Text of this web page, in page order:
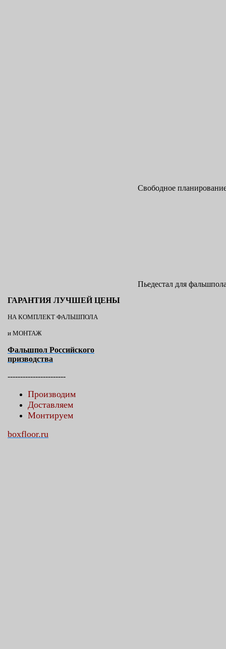
ГАРАНТИЯ ЛУЧШЕЙ ЦЕНЫ
НА КОМПЛЕКТ ФАЛЬШПОЛА
и МОНТАЖ
Фальшпол Российского
призводства
-----------------------
Производим
Доставляем
Монтируем
boxfloor.ru
Свободное
Пьедестал для